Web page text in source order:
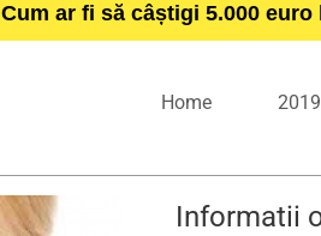
Cum ar fi să câștigi 5.000
Home 2019
Informatii